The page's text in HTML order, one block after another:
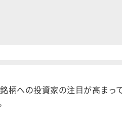
への投資家の注目が高まっ